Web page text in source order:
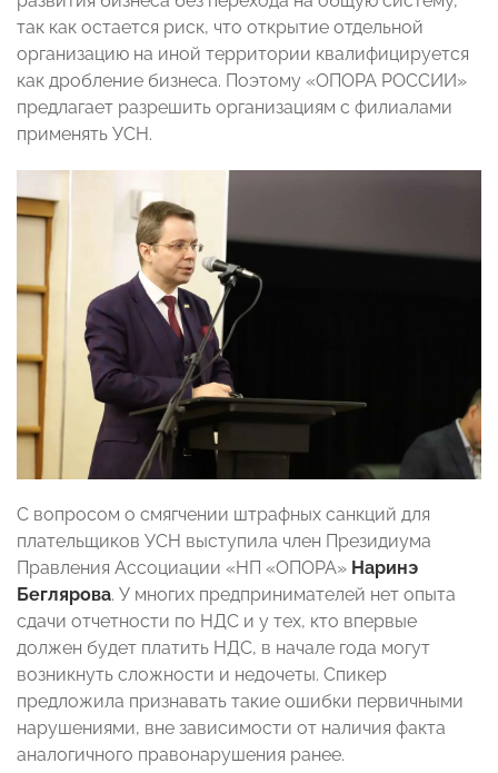
так как остается риск, что открытие отдельной
организацию на иной территории квалифицируется
как дробление бизнеса. Поэтому «ОПОРА РОССИИ»
предлагает разрешить организациям с филиалами
применять УСН.
С вопросом о смягчении штрафных санкций для
плательщиков УСН выступила член Президиума
Правления Ассоциации «НП «ОПОРА» Наринэ
Беглярова. У многих предпринимателей нет опыта
сдачи отчетности по НДС и у тех, кто впервые
должен будет платить НДС, в начале года могут
возникнуть сложности и недочеты. Спикер
предложила признавать такие ошибки первичными
нарушениями, вне зависимости от наличия факта
аналогичного правонарушения ранее.